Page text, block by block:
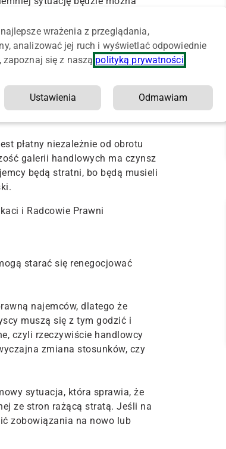
rozważać zastosowanie
zmianę stosunków – mówi
sytuacji są ci najemcy, którzy
obrotu.
płatny niezależnie od obrotu
galerii handlowych ma czynsz
będą stratni, bo będą musieli
i Radcowie Prawni
starać się renegocjować
najemców, dlatego że
muszą się z tym godzić i
czyli rzeczywiście handlowcy
zmiana stosunków, czy
sytuacja, która sprawia, że
ze stron rażącą stratą. Jeśli na
zobowiązania na nowo lub
wrażenia z przeglądania,
analizować jej ruch i wyświetlać odpowiednie
się z naszą polityką prywatności
Ustawienia Odmawiam